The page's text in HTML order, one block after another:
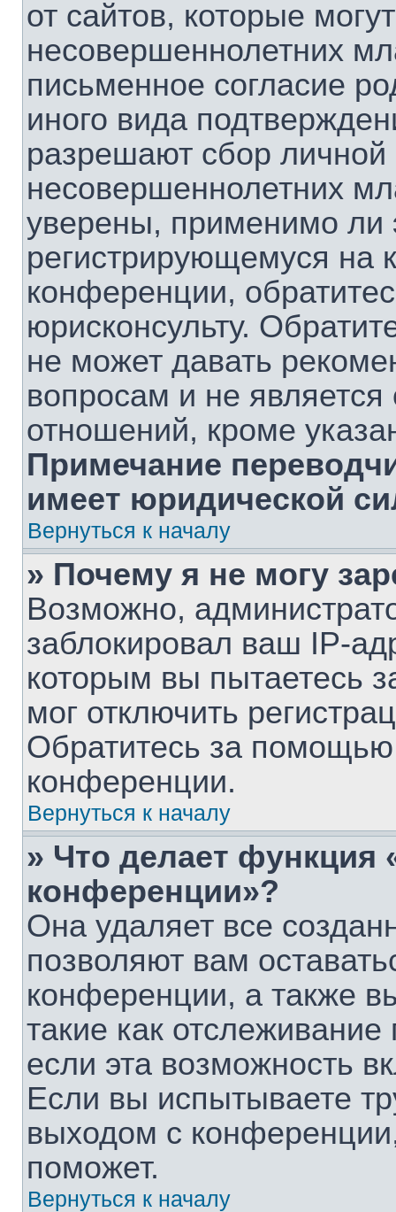
от сайтов, которые
несовершеннолетних
письменное согласие
иного вида
разрешают сбор
несовершеннолетних
уверены, применимо ли
регистрирующемуся на
конференции,
юрисконсульту.
не может давать
вопросам и не
отношений, кроме
Примечание
имеет юридической
Вернуться к началу
» Почему я не могу
Возможно,
заблокировал ваш IP-
которым вы пытаетесь
мог отключить
Обратитесь за помощью
конференции.
Вернуться к началу
» Что делает функция
конференции»?
Она удаляет все
позволяют вам
конференции, а также
такие как
если эта возможность
Если вы испытываете
выходом с
поможет.
Вернуться к началу